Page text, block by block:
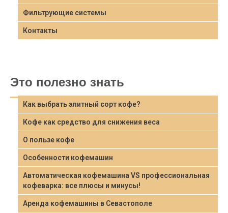
Фильтрующие системы
Контакты
Это полезно знать
Как выбрать элитный сорт кофе?
Кофе как средство для снижения веса
О пользе кофе
Особенности кофемашин
Автоматическая кофемашина VS профессиональная
кофеварка: все плюсы и минусы!
Аренда кофемашины в Севастополе